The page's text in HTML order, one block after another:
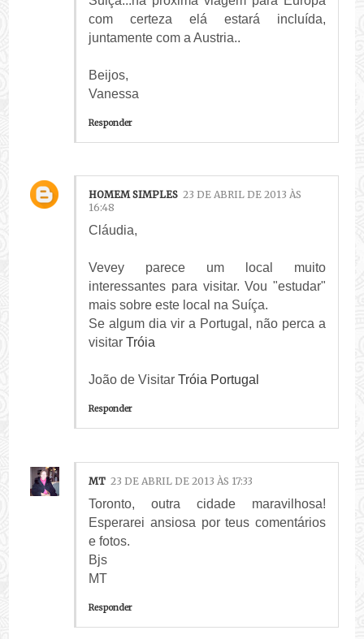
com certeza elá estará incluída,
juntamente com a Austria..
Beijos,
Vanessa
Responder
HOMEM SIMPLES 23 DE ABRIL DE 2013 ÀS
16:48
Cláudia,
Vevey parece um local muito
interessantes para visitar. Vou "estudar"
mais sobre este local na Suíça.
Se algum dia vir a Portugal, não perca a
visitarTróia
João de VisitarTróia Portugal
Responder
MT 23 DE ABRIL DE 2013 ÀS 17:33
Toronto, outra cidade maravilhosa!
Esperarei ansiosa por teus comentários
e fotos.
Bjs
MT
Responder